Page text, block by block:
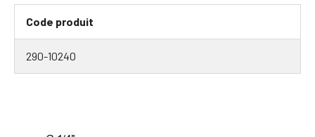
Code produit
290-10240